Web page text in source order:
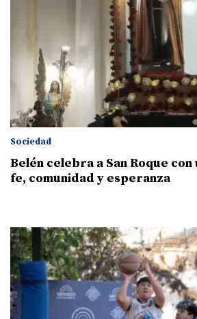
Sociedad
Belén celebra a San Roque con
fe, comunidad y esperanza